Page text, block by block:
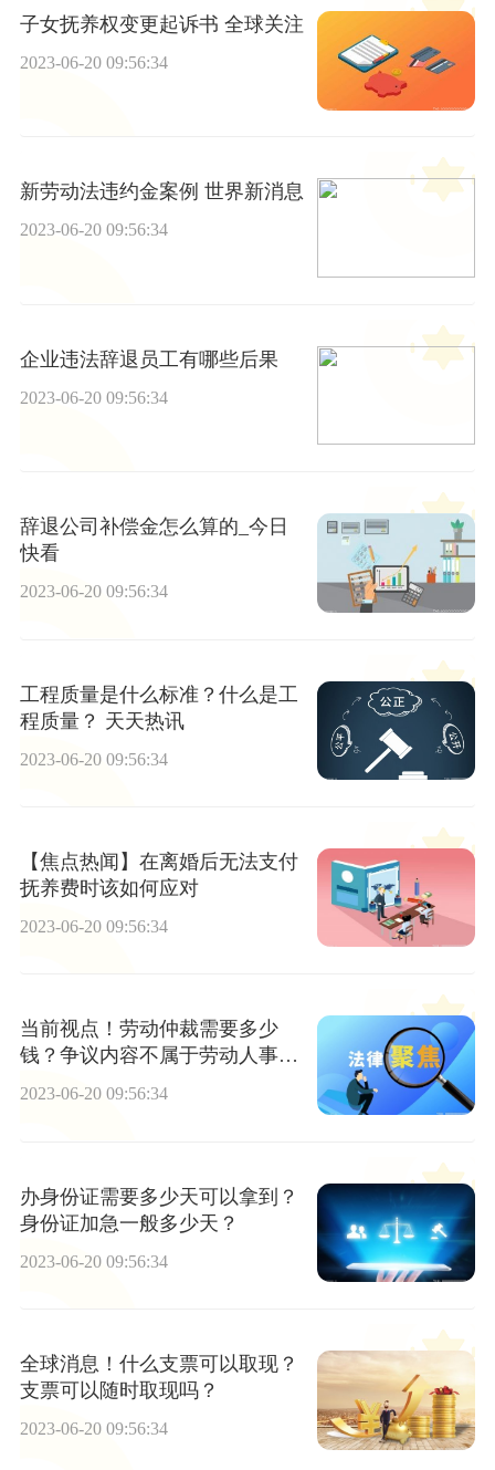
子女抚养权变更起诉书 全球关注
2023-06-20 09:56:34
新劳动法违约金案例 世界新消息
2023-06-20 09:56:34
企业违法辞退员工有哪些后果
2023-06-20 09:56:34
辞退公司补偿金怎么算的_今日
快看
2023-06-20 09:56:34
工程质量是什么标准？什么是工
程质量？ 天天热讯
2023-06-20 09:56:34
【焦点热闻】在离婚后无法支付
抚养费时该如何应对
2023-06-20 09:56:34
当前视点！劳动仲裁需要多少
钱？争议内容不属于劳动人事争
议仲裁委员会的受案范围吗？
2023-06-20 09:56:34
办身份证需要多少天可以拿到？
身份证加急一般多少天？
2023-06-20 09:56:34
全球消息！什么支票可以取现？
支票可以随时取现吗？
2023-06-20 09:56:34